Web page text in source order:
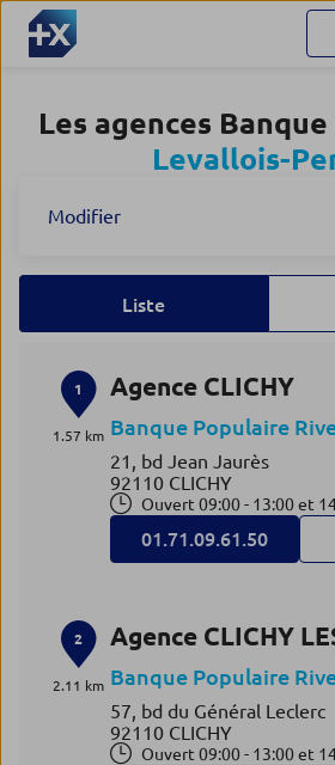
Les agences
Levallois-
Modifier
Liste
1
1.57 km
Agence CLICHY
Banque Populaire
21, bd Jean Jaurès
92110 CLICHY
Ouvert 09:00 - 13:00 et
01.71.09.61.50
2
2.11 km
Agence CLICHY
Banque Populaire
57, bd du Général Leclerc
92110 CLICHY
Ouvert 09:00 - 13:00 et